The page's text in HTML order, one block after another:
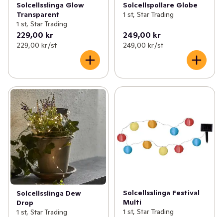
Solcellsslinga Glow
Transparent
1 st, Star Trading
229,00 kr
229,00 kr /st
Solcellspollare Globe
1 st, Star Trading
249,00 kr
249,00 kr /st
Solcellsslinga Dew
Drop
1 st, Star Trading
Solcellsslinga Festival
Multi
1 st, Star Trading